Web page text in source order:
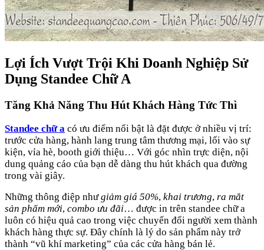
Lợi Ích Vượt Trội Khi Doanh Nghiệp Sử
Dụng Standee Chữ A
Tăng Khả Năng Thu Hút Khách Hàng Tức Thì
Standee chữ a có ưu điểm nổi bật là đặt được ở nhiều vị trí:
trước cửa hàng, hành lang trung tâm thương mại, lối vào sự
kiện, vỉa hè, booth giới thiệu… Với góc nhìn trực diện, nội
dung quảng cáo của bạn dễ dàng thu hút khách qua đường
trong vài giây.
Những thông điệp nhưgiảm giá 50%, khai trương, ra mắt
sản phẩm mới, combo ưu đãi… được in trên standee chữ a
luôn có hiệu quả cao trong việc chuyển đổi người xem thành
khách hàng thực sự. Đây chính là lý do sản phẩm này trở
thành “vũ khí marketing” của các cửa hàng bán lẻ.